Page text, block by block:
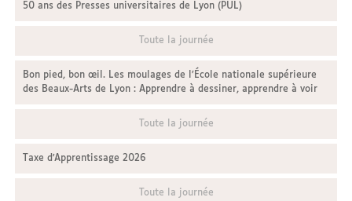
50 ans des Presses universitaires de Lyon (PUL)
Toute la journée
Bon pied, bon œil. Les moulages de l’École nationale supérieure
des Beaux-Arts de Lyon : Apprendre à dessiner, apprendre à voir
Toute la journée
Taxe d'Apprentissage 2026
Toute la journée